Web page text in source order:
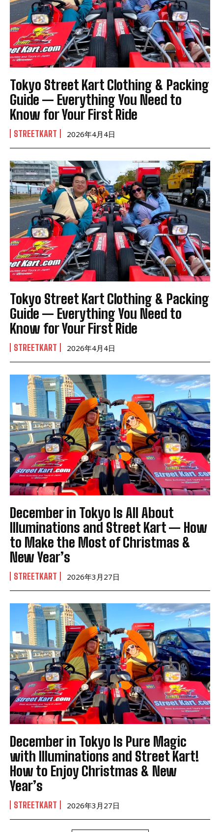
Tokyo Street Kart Clothing & Packing
Guide — Everything You Need to
Know for Your First Ride
STREETKART 2026年4月4日
Tokyo Street Kart Clothing & Packing
Guide — Everything You Need to
Know for Your First Ride
STREETKART 2026年4月4日
December in Tokyo Is All About
Illuminations and Street Kart — How
to Make the Most of Christmas &
New Year’s
STREETKART 2026年3月27日
December in Tokyo Is Pure Magic
with Illuminations and Street Kart!
How to Enjoy Christmas & New
Year’s
STREETKART 2026年3月27日